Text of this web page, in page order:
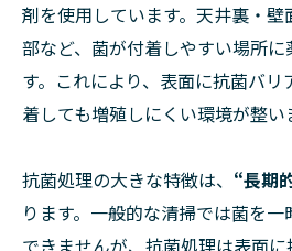
剤を使用しています。天井裏・
部など、菌が付着しやすい場所
す。これにより、表面に抗菌バ
着しても増殖しにくい環境が整い
抗菌処理の大きな特徴は、 “長期
ります。一般的な清掃では菌を